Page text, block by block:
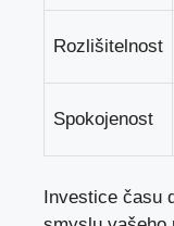
Rozlišitelnost
Spokojenost
Investice času